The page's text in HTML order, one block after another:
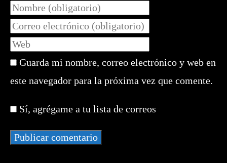
Introduce
tu
nombre
o
de
usuario
comentar
Introduce
tu
dirección
de
electrónico
comentar
Introduce
la
URL
de
web
(opcional)
Guarda mi nombre, correo electrónico y web en
este navegador para la próxima vez que comente.
Sí, agrégame a tu lista de correos